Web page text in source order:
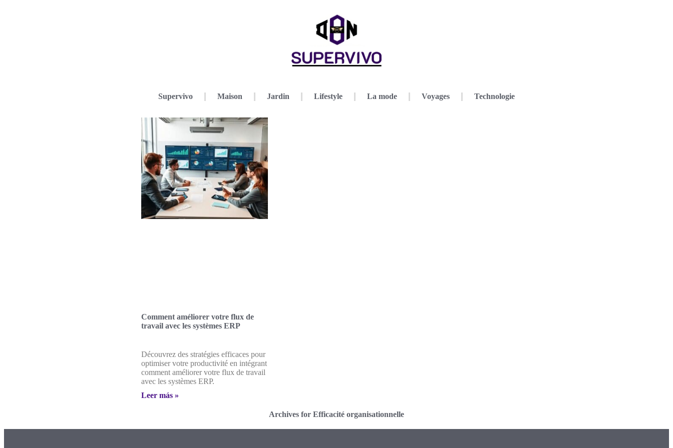
Supervivo Maison Jardin Lifestyle La mode Voyages Technologie
Comment améliorer votre flux de
travail avec les systèmes ERP
Découvrez des stratégies efficaces pour
optimiser votre productivité en intégrant
comment améliorer votre flux de travail
avec les systèmes ERP.
Leer más »
Archives for Efficacité organisationnelle